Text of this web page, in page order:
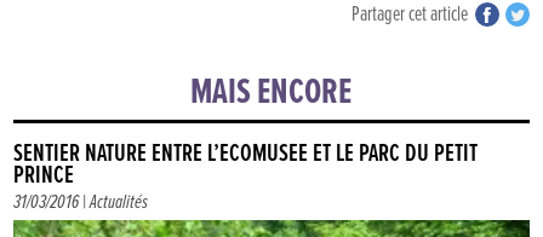
Partager cet article
MAIS ENCORE
SENTIER NATURE ENTRE L’ÉCOMUSÉE ET LE PARC DU PETIT
PRINCE
31/03/2016 |Actualités